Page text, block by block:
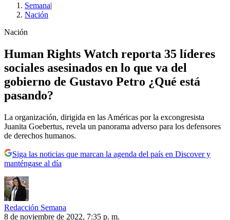
Semana|
Nación
Nación
Human Rights Watch reporta 35 líderes
sociales asesinados en lo que va del
gobierno de Gustavo Petro ¿Qué está
pasando?
La organización, dirigida en las Américas por la excongresista
Juanita Goebertus, revela un panorama adverso para los defensores
de derechos humanos.
Siga las noticias que marcan la agenda del país en Discover y
manténgase al día
Redacción Semana
8 de noviembre de 2022, 7:35 p. m.